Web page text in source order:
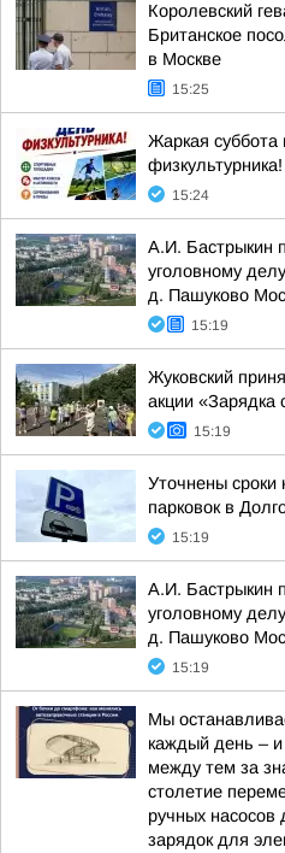
Королевский
Британское
в Москве
15:25
Жаркая суббота
физкультурника!
15:24
А.И. Бастрыкин
уголовному
д. Пашуково
15:19
Жуковский
акции «Зарядка
15:19
Уточнены сроки
парковок в
15:19
А.И. Бастрыкин
уголовному
д. Пашуково
15:19
Мы
каждый день –
между тем за
столетие
ручных насосов
зарядок для